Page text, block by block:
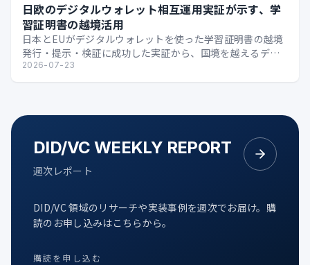
日欧のデジタルウォレット相互運用実証が示す、学
習証明書の越境活用
日本とEUがデジタルウォレットを使った学習証明書の越境
発行・提示・検証に成功した実証から、国境を越えるデジ
タル証明の可能性を整理します。
2026-07-23
DID/VC WEEKLY REPORT
週次レポート
DID/VC 領域のリサーチや実装事例を週次でお届け。購
読のお申し込みはこちらから。
購読を申し込む